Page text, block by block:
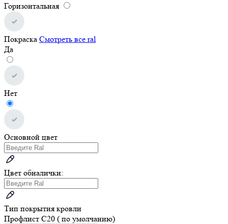
Горизонтальная
Покраска Смотреть все ral
Да
Нет
Основной цвет
Цвет обналички:
Тип покрытия кровли
Профлист С20 ( по умолчанию)